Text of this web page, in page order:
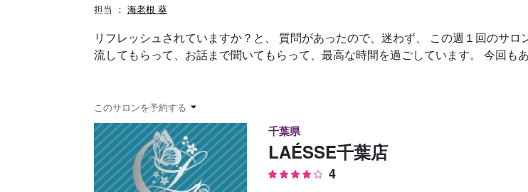
お問い合わせ
担当 ： 海老根 葵
リフレッシュされていますか？と、 質問があったので、迷わず、 この週１回のサ
流してもらって、お話まで聞いてもらって、最高な時間を過ごしています。 今回
このサロンを予約する
千葉県
LAÉSSE千葉店
4